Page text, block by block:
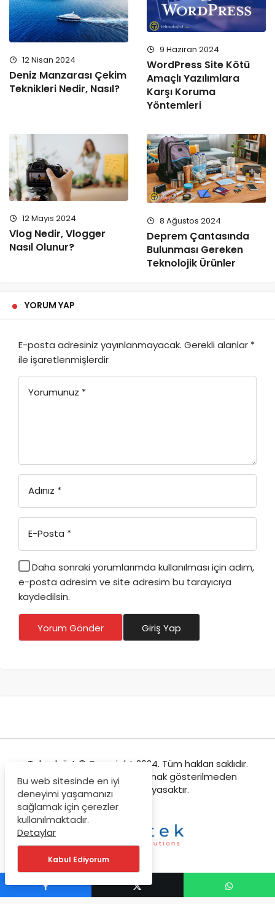
12 Nisan 2024
Deniz Manzarası Çekim
Teknikleri Nedir, Nasıl?
9 Haziran 2024
WordPress Site Kötü
Amaçlı Yazılımlara
Karşı Koruma
Yöntemleri
12 Mayıs 2024
Vlog Nedir, Vlogger
Nasıl Olunur?
8 Ağustos 2024
Deprem Çantasında
Bulunması Gereken
Teknolojik Ürünler
YORUM YAP
E-posta adresiniz yayınlanmayacak. Gerekli alanlar *
ile işaretlenmişlerdir
Yorumunuz *
Adınız *
E-Posta *
Daha sonraki yorumlarımda kullanılması için adım,
e-posta adresim ve site adresim bu tarayıcıya
kaydedilsin.
Yorum Gönder Giriş Yap
Teknolojist © Copyright 2024. Tüm hakları saklıdır.
Sitemizden içeriklerin kaynak gösterilmeden
kopyalanması yasaktır.
Gizlilik Sözleşmesi
Bu web sitesinde en iyi
deneyimi yaşamanızı
sağlamak için çerezler
kullanılmaktadır.
Detaylar
Kabul Ediyorum